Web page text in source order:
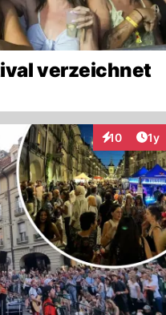
verzeichnet
10 1y